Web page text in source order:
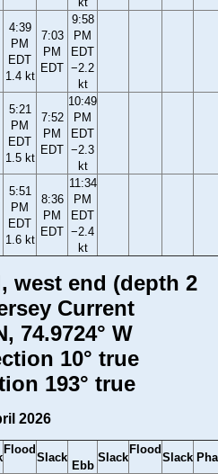
4:39
PM
EDT
1.4 kt
7:03
PM
EDT
9:58
PM
EDT
−2.2
kt
5:21
PM
EDT
1.5 kt
7:52
PM
EDT
10:49
PM
EDT
−2.3
kt
5:51
PM
EDT
1.6 kt
8:36
PM
EDT
11:34
PM
EDT
−2.4
kt
west end (depth 2
Current
74.9724° W
10° true
193° true
2026
Flood
Slack
Ebb
Slack
Flood
Slack